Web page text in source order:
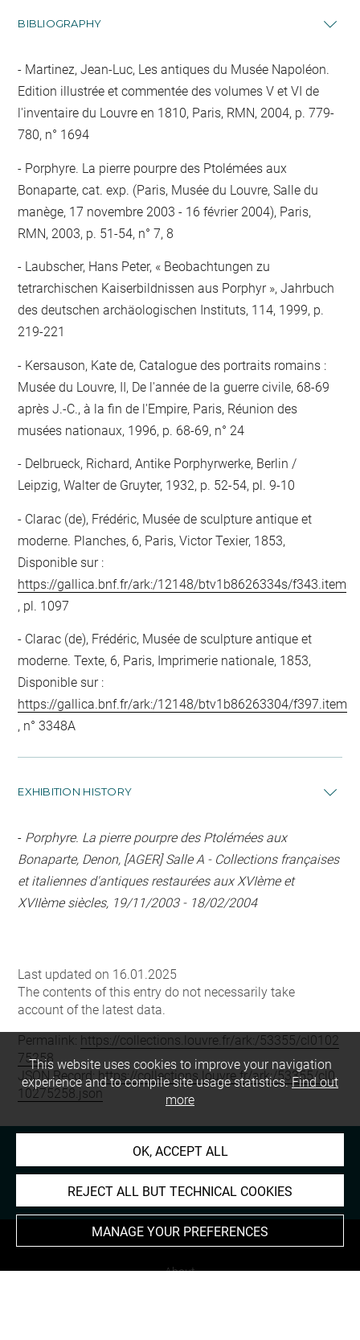
BIBLIOGRAPHY
Martinez, Jean-Luc, Les antiques du Musée Napoléon.
Edition illustrée et commentée des volumes V et VI de
l'inventaire du Louvre en 1810, Paris, RMN, 2004, p. 779-
780, n° 1694
Porphyre. La pierre pourpre des Ptolémées aux
Bonaparte, cat. exp. (Paris, Musée du Louvre, Salle du
manège, 17 novembre 2003 - 16 février 2004), Paris,
RMN, 2003, p. 51-54, n° 7, 8
Laubscher, Hans Peter, « Beobachtungen zu
tetrarchischen Kaiserbildnissen aus Porphyr », Jahrbuch
des deutschen archäologischen Instituts, 114, 1999, p.
219-221
Kersauson, Kate de, Catalogue des portraits romains :
Musée du Louvre, II, De l'année de la guerre civile, 68-69
après J.-C., à la fin de l'Empire, Paris, Réunion des
musées nationaux, 1996, p. 68-69, n° 24
Delbrueck, Richard, Antike Porphyrwerke, Berlin /
Leipzig, Walter de Gruyter, 1932, p. 52-54, pl. 9-10
Clarac (de), Frédéric, Musée de sculpture antique et
moderne. Planches, 6, Paris, Victor Texier, 1853,
Disponible sur :
https://gallica.bnf.fr/ark:/12148/btv1b8626334s/f343.item
, pl. 1097
Clarac (de), Frédéric, Musée de sculpture antique et
moderne. Texte, 6, Paris, Imprimerie nationale, 1853,
Disponible sur :
https://gallica.bnf.fr/ark:/12148/btv1b86263304/f397.item
, n° 3348A
EXHIBITION HISTORY
- Porphyre. La pierre pourpre des Ptolémées aux
Bonaparte, Denon, [AGER] Salle A - Collections françaises
et italiennes d'antiques restaurées aux XVIème et
XVIIème siècles, 19/11/2003 - 18/02/2004
Last updated on 16.01.2025
The contents of this entry do not necessarily take
account of the latest data.
Permalink: https://collections.louvre.fr/ark:/53355/cl0102
75258
JSON Record:https://collections.louvre.fr/ark:/53355/cl0
10275258.json
About
This website uses cookies to improve your navigation
experience and to compile site usage statistics.Find out
more
OK, ACCEPT ALL
REJECT ALL BUT TECHNICAL COOKIES
MANAGE YOUR PREFERENCES